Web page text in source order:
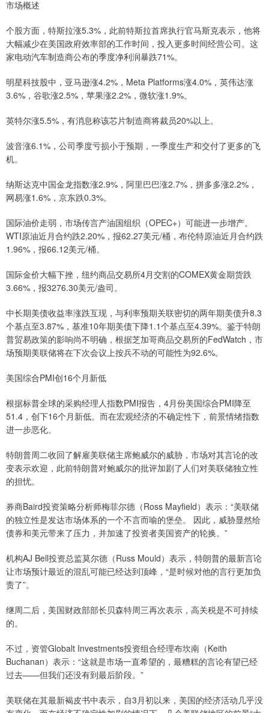
市场概述
个股方面，特斯拉涨5.3%，此前特斯拉首席执行官马斯克表示，他将
大幅减少在美国政府效率部的工作时间，投入更多时间经营公司。这
家电动汽车制造商公布的季度净利润暴跌71%。
明星科技股中，亚马逊涨4.2%，Meta Platforms涨4.0%，英伟达涨
3.6%，谷歌涨2.5%，苹果涨2.2%，微软涨1.9%。
英特尔涨5.5%，有消息称该芯片制造商将裁员20%以上。
波音涨6.1%，公司季度亏损小于预期，一季度生产和交付了更多的飞
机。
纳斯达克中国金龙指数涨2.9%，阿里巴巴涨2.7%，拼多多涨2.2%，
网易涨1.6%，京东跌0.3%。
国际油价走弱，市场传言产油国组织（OPEC+）可能进一步增产。
WTI原油近月合约跌2.20%，报62.27美元/桶，布伦特原油近月合约跌
1.96%，报66.12美元/桶。
国际金价大幅下挫，纽约商品交易所4月交割的COMEX黄金期货跌
3.66%，报3276.30美元/盎司。
中长期美债收益率涨跌互现，与利率预期关联密切的两年期美债升8.3
个基点至3.87%，基准10年期美债下降1.1个基点至4.39%。鉴于特朗
普贸易政策的影响尚不明确，根据芝加哥商品交易所的FedWatch，市
场预期美联储将在下次会议上按兵不动的可能性为92.6%。
美国综合PMI创16个月新低
根据标普全球的采购经理人指数PMI报告，4月份美国综合PMI降至
51.4，创下16个月新低。而在宏观经济的不确定性下，前景情绪指数
进一步恶化。
特朗普周二收回了解雇美联储主席鲍威尔的威胁，市场对其言论的改
变表示欢迎，此前特朗普对鲍威尔的批评加剧了人们对美联储独立性
的担忧。
券商Baird投资策略分析师梅菲尔德（Ross Mayfield）表示：“美联储
的独立性是发达市场体系的一个不言而喻的堡垒。 因此，威胁显然给
债券和美元带来了压力，并加速了投资者美国资产的轮换。”
机构AJ Bell投资总监莫尔德（Russ Mould）表示，特朗普的最新言论
让市场预计最近的混乱可能已经达到顶峰，“是时候对他的言行更加负
责了”。
继周二后，美国财政部部长贝森特周三再次表示，高关税是不可持续
的。
不过，资管Globalt Investments投资组合经理布坎南（Keith
Buchanan）表示：“这就是市场一直希望的，最糟糕的言论有望已经
过去——但我们还没有到最后阶段。”
美联储在其最新褐皮书中表示，自3月初以来，美国的经济活动几乎没